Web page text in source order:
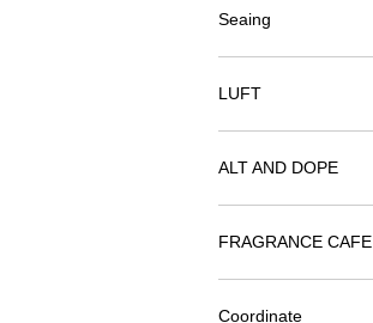
Seaing
LUFT
ALT AND DOPE
FRAGRANCE CAFE
Coordinate